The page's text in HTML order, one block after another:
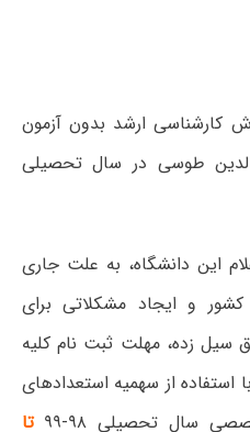
کارشناسی ارشد بدون آزمون
طوسی در سال تحصیلی
این دانشگاه، به علت جاری
و ایجاد مشکلاتی برای
سیل زده، مهلت ثبت نام کلیه
از سهمیه استعدادهای
سال تحصیلی ۹۸-۹۹
تا